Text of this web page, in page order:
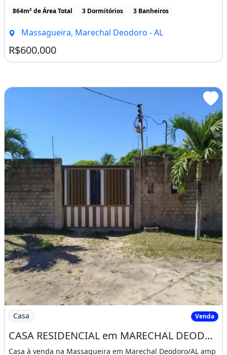
864m² de Área Total 3 Dormitórios 3 Banheiros
Massagueira, Marechal Deodoro - AL
R$600.000
Imagem: CASA RESIDENCIAL em MARECHAL DEODORO -
Casa Venda
CASA RESIDENCIAL em MARECHAL DEODORO - AL, Massagueira
Casa à venda na Massagueira em Marechal Deodoro/AL amp